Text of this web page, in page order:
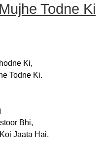
Todne Ki
Ki,
Todne Ki.
Bhi,
Jaata Hai.